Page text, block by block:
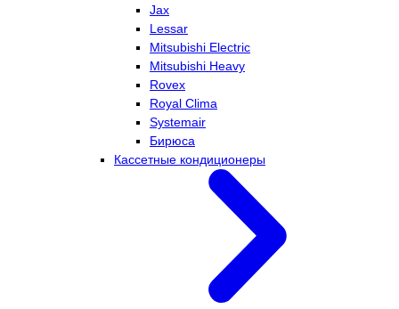
Jax
Lessar
Mitsubishi Electric
Mitsubishi Heavy
Rovex
Royal Clima
Systemair
Бирюса
Кассетные кондиционеры